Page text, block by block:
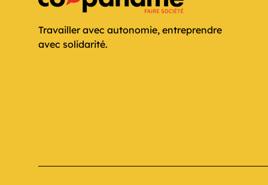
Travailler avec autonomie, entreprendre
avec solidarité.